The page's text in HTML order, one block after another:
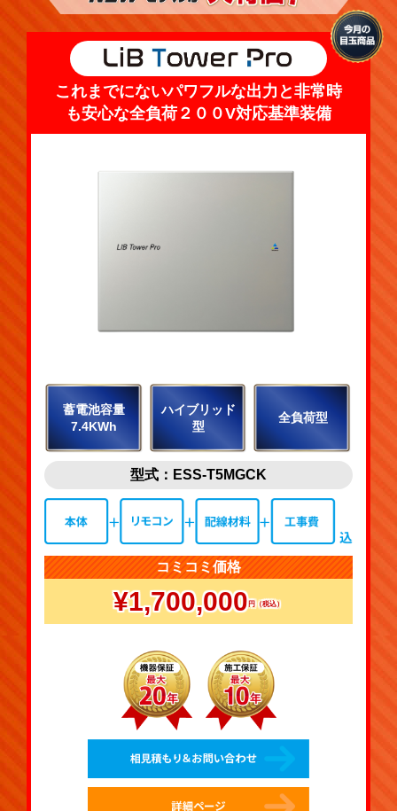
これまでにないパワフルな出力と非常時
も安心な全負荷２００V対応基準装備
蓄電池容量
7.4KWh
ハイブリッド
型
全負荷型
型式：ESS-T5MGCK
コミコミ価格
¥1,700,000円（税込）